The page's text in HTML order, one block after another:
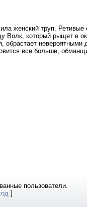
женский труп.
Волк, который рыщет в
обрастает невероятными
все больше,
пользователи.
]